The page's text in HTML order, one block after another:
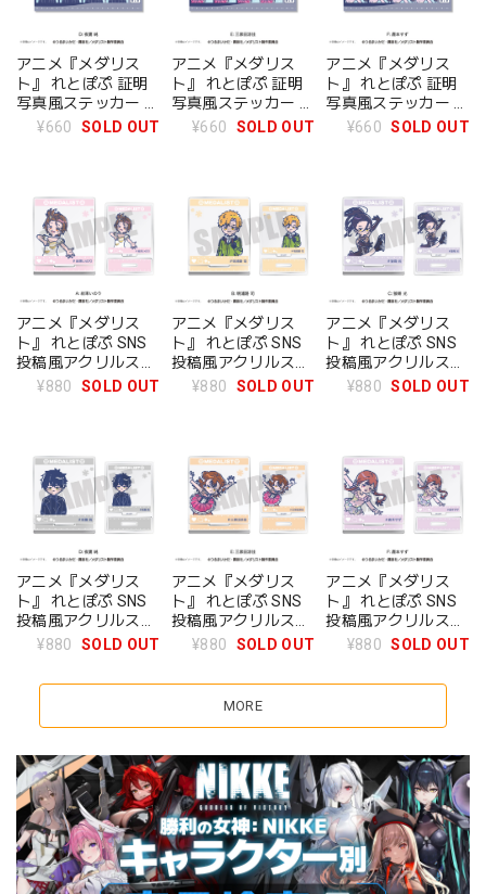
アニメ『メダリス
ト』 れとぽぷ 証明
写真風ステッカー D
夜鷹純
¥660 SOLD OUT
アニメ『メダリス
ト』 れとぽぷ 証明
写真風ステッカー E
三家田涼佳
¥660 SOLD OUT
アニメ『メダリス
ト』 れとぽぷ 証明
写真風ステッカー F
鹿本すず
¥660 SOLD OUT
アニメ『メダリス
ト』 れとぽぷ SNS
投稿風アクリルスタ
ンド A 結束いのり
¥880 SOLD OUT
アニメ『メダリス
ト』 れとぽぷ SNS
投稿風アクリルスタ
ンド B 明浦路司
¥880 SOLD OUT
アニメ『メダリス
ト』 れとぽぷ SNS
投稿風アクリルスタ
ンド C 狼嵜光
¥880 SOLD OUT
アニメ『メダリス
ト』 れとぽぷ SNS
投稿風アクリルスタ
ンド D 夜鷹純
¥880 SOLD OUT
アニメ『メダリス
ト』 れとぽぷ SNS
投稿風アクリルスタ
ンド E 三家田涼佳
¥880 SOLD OUT
アニメ『メダリス
ト』 れとぽぷ SNS
投稿風アクリルスタ
ンド F 鹿本すず
¥880 SOLD OUT
MORE